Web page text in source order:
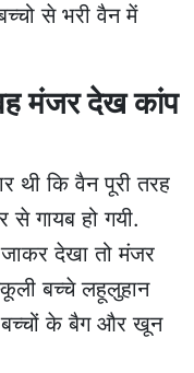
से भरी वैन में
मंजर देख कांप
थी कि वैन पूरी तरह
से गायब हो गयी.
देखा तो मंजर
बच्चे लहूलुहान
बच्चों के बैग और खून